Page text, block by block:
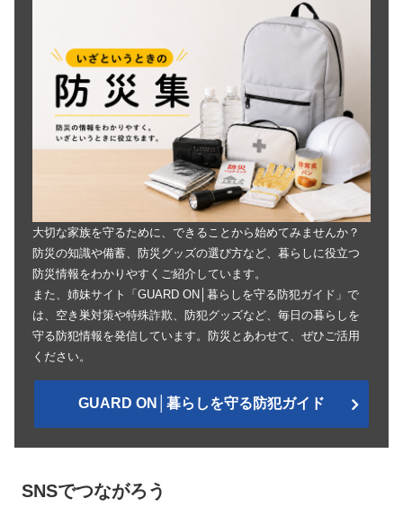
大切な家族を守るために、できることから始めてみませんか？
防災の知識や備蓄、防災グッズの選び方など、暮らしに役立つ
防災情報をわかりやすくご紹介しています。
また、姉妹サイト「GUARD ON│暮らしを守る防犯ガイド」で
は、空き巣対策や特殊詐欺、防犯グッズなど、毎日の暮らしを
守る防犯情報を発信しています。防災とあわせて、ぜひご活用
ください。
GUARD ON│暮らしを守る防犯ガイド
SNSでつながろう